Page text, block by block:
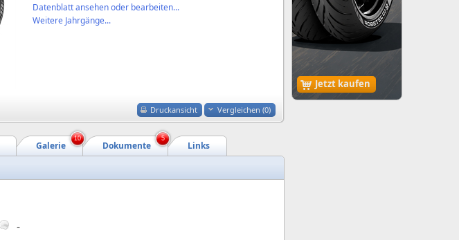
Jetzt kaufen
Datenblatt ansehen oder bearbeiten...
Weitere Jahrgänge...
Druckansicht Vergleichen (0)
Links
Dokumente
Galerie
10 5
-